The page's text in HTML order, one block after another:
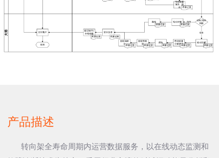
产品描述
转向架全寿命周期内运营数据服务，以在线动态监测和